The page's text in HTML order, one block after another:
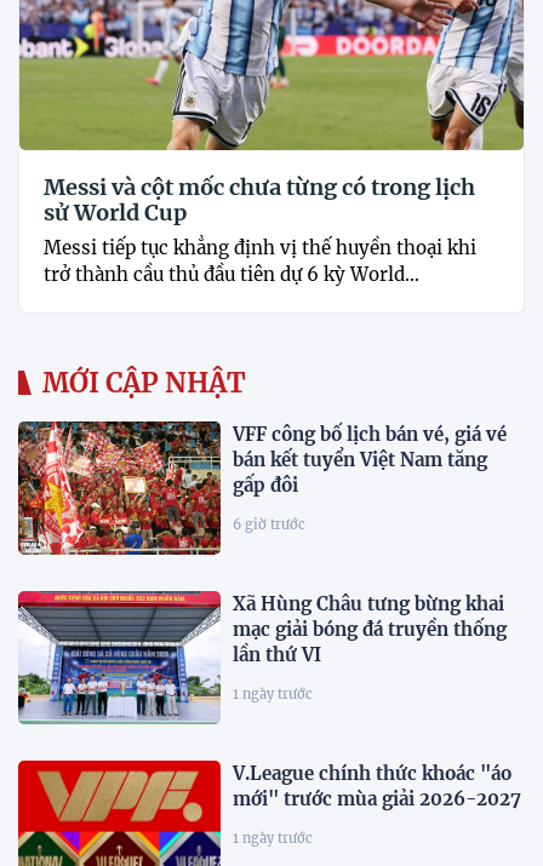
Messi và cột mốc chưa từng có trong lịch
sử World Cup
Messi tiếp tục khẳng định vị thế huyền thoại khi
trở thành cầu thủ đầu tiên dự 6 kỳ World...
MỚI CẬP NHẬT
VFF công bố lịch bán vé, giá vé
bán kết tuyển Việt Nam tăng
gấp đôi
6 giờ trước
Xã Hùng Châu tưng bừng khai
mạc giải bóng đá truyền thống
lần thứ VI
1 ngày trước
V.League chính thức khoác "áo
mới" trước mùa giải 2026-2027
1 ngày trước